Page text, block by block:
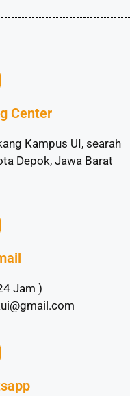
Center
Kampus UI, searah
Depok, Jawa Barat
Jam )